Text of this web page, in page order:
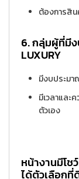
ต้องการสิน
6.กลุ่มผู้ที่มี
LUXURY
มีงบประม
มีเวลาและ
ตัวเอง
หน้างานมีโช
ได้ตัวเลือกที่